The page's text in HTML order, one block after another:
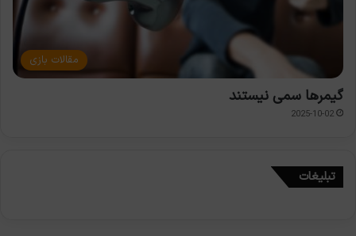
مقالات بازی
گیمرها سمی نیستند
2025-10-02
تبلیغات